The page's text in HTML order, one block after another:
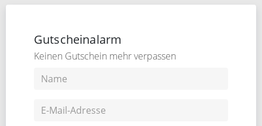
Gutscheinalarm
Keinen Gutschein mehr verpassen